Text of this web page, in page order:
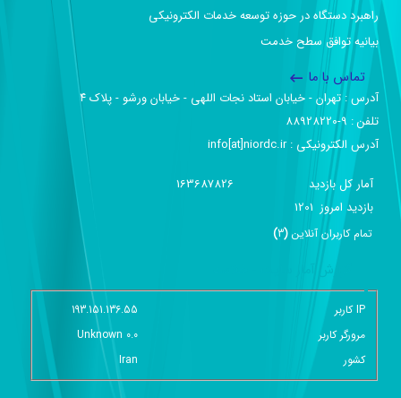
راهبرد دستگاه در حوزه توسعه خدمات الکترونیکی
بیانیه توافق سطح خدمت
تماس با ما
آدرس :‌ تهران - خیابان استاد نجات اللهی - خیابان ورشو - پلاک ۴
تلفن :‌ 9-88928220
آدرس الکترونیکی :‌ info[at]niordc.ir
آمار کل بازدید
163687826
بازديد امروز 1201
تمام کاربران آنلاين (
3
)
IP کاربر
193.151.136.55
مرورگر کاربر
Unknown 0.0
کشور
Iran